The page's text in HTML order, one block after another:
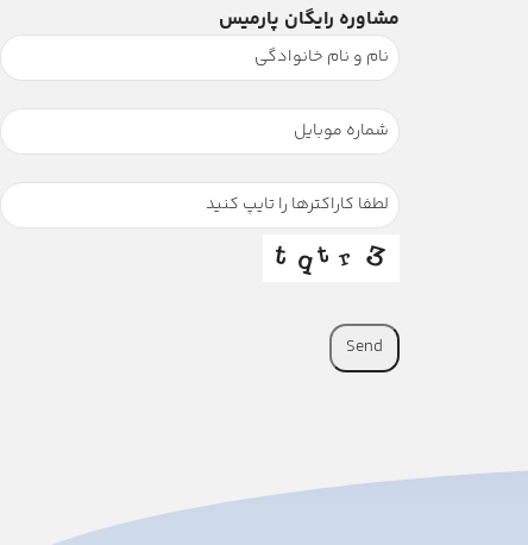
مشاوره رایگان پارمیس
Send
be